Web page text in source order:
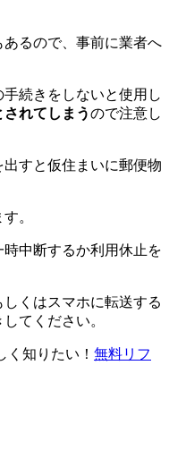
るので、事前に業者へ
続きをしないと使用し
れてしまうので注意し
すと仮住まいに郵便物
。
中断するか利用休止を
くはスマホに転送する
てください。
知りたい！ 無料リフ